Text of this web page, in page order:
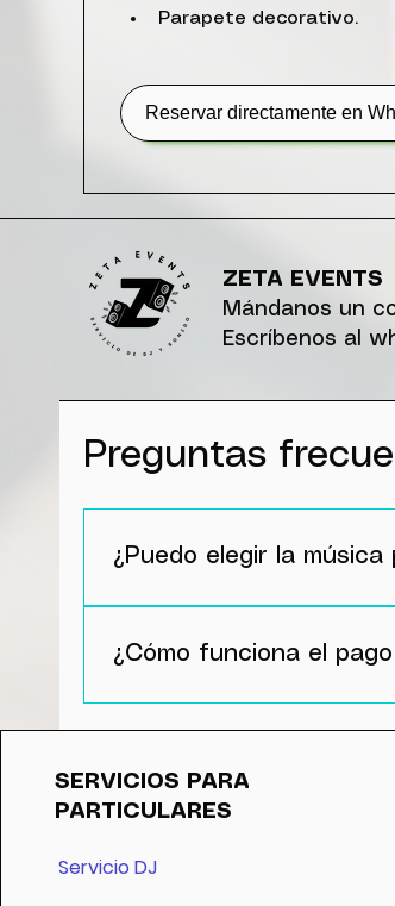
Parapete decorativo.
Reservar directamente en
ZETA EVENTS
Mándanos un
Escríbenos al
Preguntas
¿Puedo elegir la música
máximo vuestra experiencia,
¿Cómo funciona el
devolverá la reserva. Si se
evento, no se devolverá la
reserva.
SERVICIOS PARA
PARTICULARES
Servicio DJ